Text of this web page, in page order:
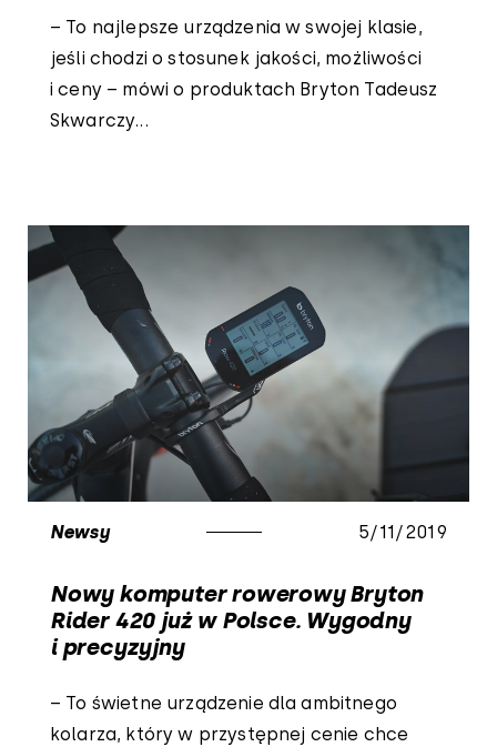
– To najlepsze urządzenia w swojej klasie,
jeśli chodzi o stosunek jakości, możliwości
i ceny – mówi o produktach Bryton Tadeusz
Skwarczy...
Newsy 5/11/2019
Nowy komputer rowerowy Bryton
Rider 420 już w Polsce. Wygodny
i precyzyjny
– To świetne urządzenie dla ambitnego
kolarza, który w przystępnej cenie chce